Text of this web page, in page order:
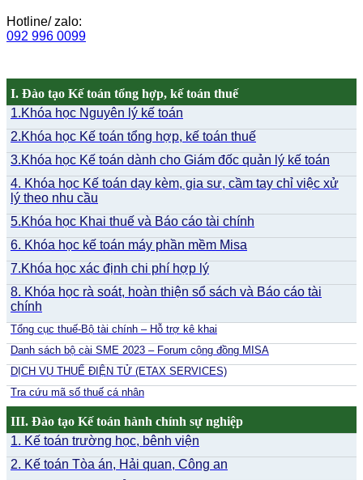
Hotline/ zalo:
092 996 0099
I. Đào tạo Kế toán tổng hợp, kế toán thuế
1.Khóa học Nguyên lý kế toán
2.Khóa học Kế toán tổng hợp, kế toán thuế
3.Khóa học Kế toán dành cho Giám đốc quản lý kế toán
4. Khóa học Kế toán dạy kèm, gia sư, cầm tay chỉ việc xử
lý theo nhu cầu
5.Khóa học Khai thuế và Báo cáo tài chính
6. Khóa học kế toán máy phần mềm Misa
7.Khóa học xác định chi phí hợp lý
8. Khóa học rà soát, hoàn thiện sổ sách và Báo cáo tài
chính
Tổng cục thuế-Bộ tài chính – Hỗ trợ kê khai
Danh sách bộ cài SME 2023 – Forum cộng đồng MISA
DỊCH VỤ THUẾ ĐIỆN TỬ (ETAX SERVICES)
Tra cứu mã số thuế cá nhân
III. Đào tạo Kế toán hành chính sự nghiệp
1. Kế toán trường học, bênh viện
2. Kế toán Tòa án, Hải quan, Công an